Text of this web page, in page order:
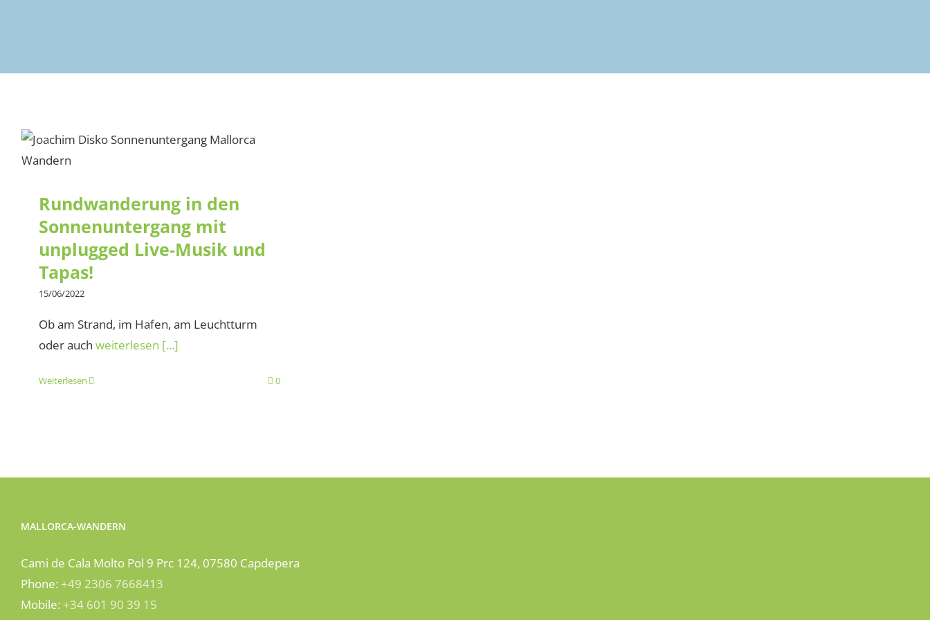
Rundwanderung in den
Sonnenuntergang mit
unplugged Live-Musik und
Rundwanderung in den
Sonnenuntergang mit
unplugged Live-Musik und
Tapas!
15/06/2022
Ob am Strand, im Hafen, am Leuchtturm
oder auch weiterlesen [...]
Weiterlesen 0
MALLORCA-WANDERN
Cami de Cala Molto Pol 9 Prc 124, 07580 Capdepera
Phone: +49 2306 7668413
Mobile: +34 601 90 39 15